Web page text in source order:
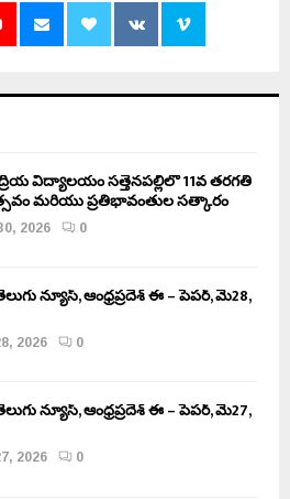
విద్యాలయం సత్తెనపల్లిలో 11వ తరగతి
మరియు ప్రతిభావంతుల సత్కారం
2026
0
న్యూస్, ఆంధ్రప్రదేశ్ ఈ – పేపర్, మే28,
2026
0
న్యూస్, ఆంధ్రప్రదేశ్ ఈ – పేపర్, మే27,
2026
0